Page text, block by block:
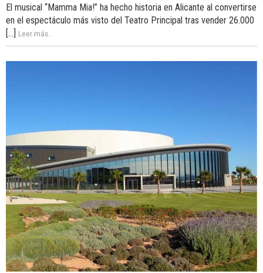
El musical “Mamma Mia!” ha hecho historia en Alicante al convertirse
en el espectáculo más visto del Teatro Principal tras vender 26.000
[...]
Leer más...